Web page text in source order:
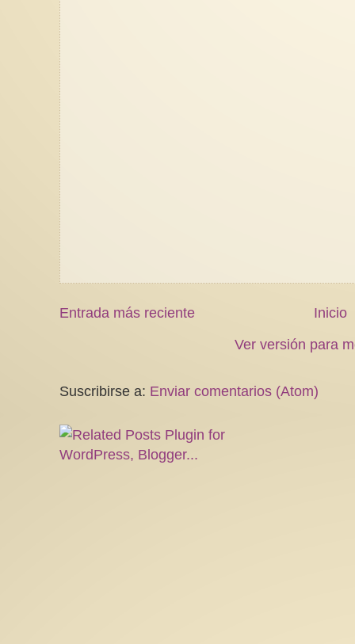
Entrada más reciente
Inicio
Ver versión para
Suscribirse a: Enviar comentarios (Atom)